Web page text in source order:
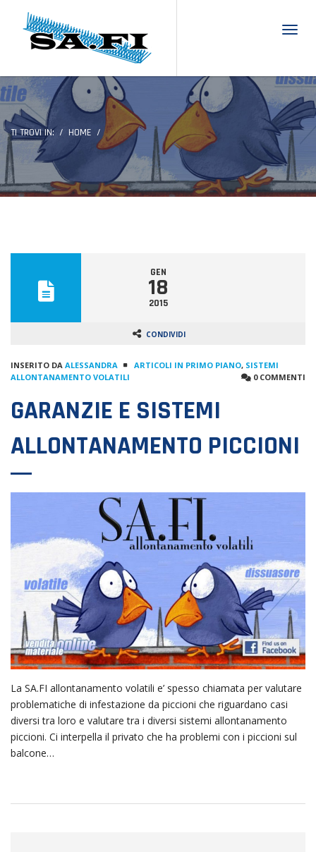
TI TROVI IN: HOME
GEN
18
2015
CONDIVIDI
INSERITO DA ALESSANDRA ARTICOLI IN PRIMO PIANO, SISTEMI
ALLONTANAMENTO VOLATILI
0 COMMENTI
GARANZIE E SISTEMI
ALLONTANAMENTO PICCIONI
La SA.FI allontanamento volatili e’ spesso chiamata per valutare
problematiche di infestazione da piccioni che riguardano casi
diversi tra loro e valutare tra i diversi sistemi allontanamento
piccioni. Ci interpella il privato che ha problemi con i piccioni sul
balcone…